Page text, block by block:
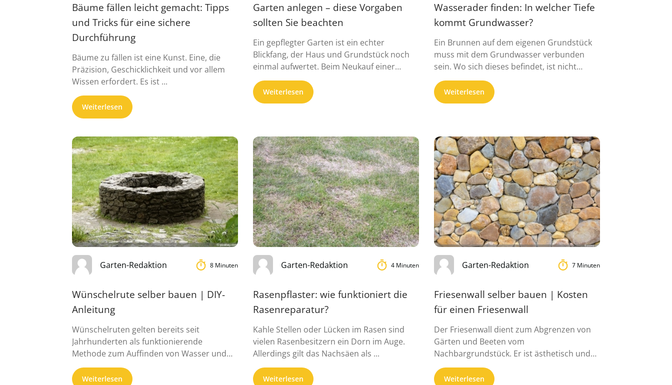
Bäume fällen leicht gemacht: Tipps
und Tricks für eine sichere
Durchführung
Bäume zu fällen ist eine Kunst. Eine, die
Präzision, Geschicklichkeit und vor allem
Wissen erfordert. Es ist ...
Weiterlesen
Garten anlegen – diese Vorgaben
sollten Sie beachten
Ein gepflegter Garten ist ein echter
Blickfang, der Haus und Grundstück noch
einmal aufwertet. Beim Neukauf einer
Immobilie oder ...
Weiterlesen
Wasserader finden: In welcher Tiefe
kommt Grundwasser?
Ein Brunnen auf dem eigenen Grundstück
muss mit dem Grundwasser verbunden
sein. Wo sich dieses befindet, ist nicht
immer ...
Weiterlesen
Garten-Redaktion 8 Minuten
Wünschelrute selber bauen | DIY-
Anleitung
Wünschelruten gelten bereits seit
Jahrhunderten als funktionierende
Methode zum Auffinden von Wasser und
anderen Dingen unserer Umwelt. Mit
geringem ...
Weiterlesen
Garten-Redaktion 4 Minuten
Rasenpflaster: wie funktioniert die
Rasenreparatur?
Kahle Stellen oder Lücken im Rasen sind
vielen Rasenbesitzern ein Dorn im Auge.
Allerdings gilt das Nachsäen als ...
Weiterlesen
Garten-Redaktion 7 Minuten
Friesenwall selber bauen | Kosten
für einen Friesenwall
Der Friesenwall dient zum Abgrenzen von
Gärten und Beeten vom
Nachbargrundstück. Er ist ästhetisch und
bietet einen Lebensraum. ...
Weiterlesen